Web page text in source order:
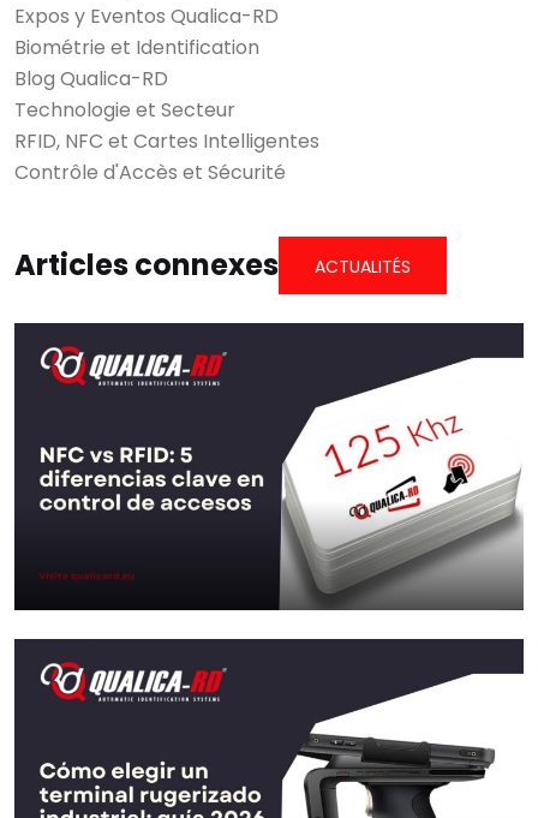
Expos y Eventos Qualica-RD
Biométrie et Identification
Blog Qualica-RD
Technologie et Secteur
RFID, NFC et Cartes Intelligentes
Contrôle d'Accès et Sécurité
Articles connexes ACTUALITÉS
NFC vs RFID : 5 différences clés en…